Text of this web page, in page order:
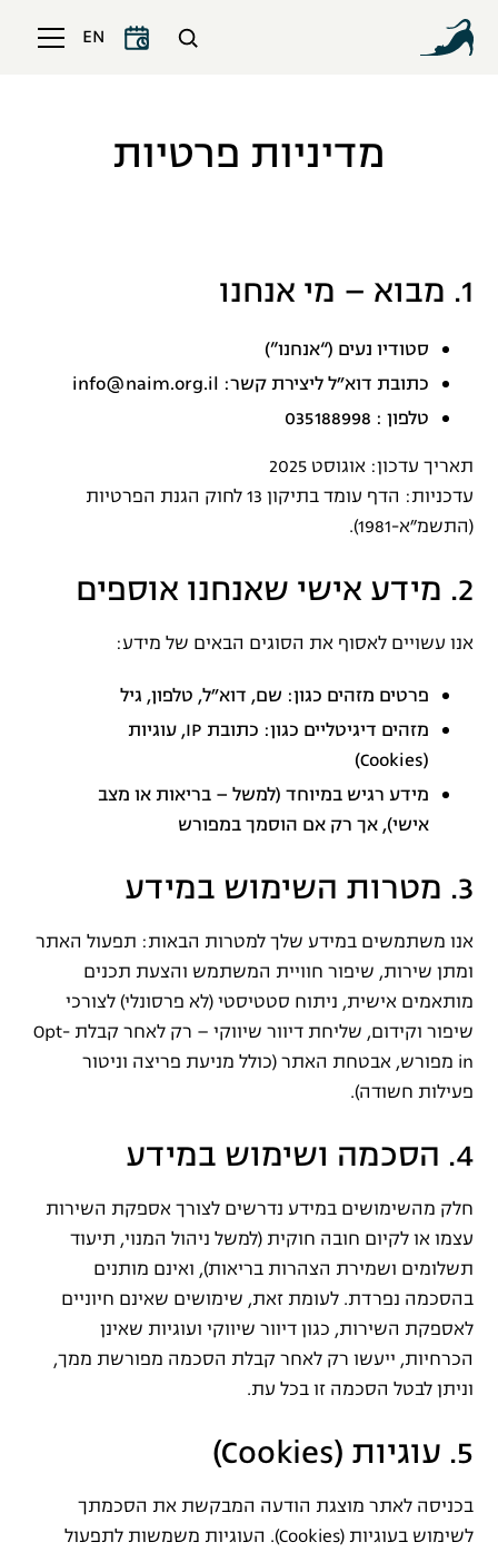
EN
מדיניות פרטיות
1. מבוא – מי אנחנו
סטודיו נעים (“אנחנו”)
כתובת דוא״ל ליצירת קשר: info@naim.org.il
טלפון : 035188998
תאריך עדכון: אוגוסט 2025
עדכניות: הדף עומד בתיקון 13 לחוק הגנת הפרטיות
(התשמ״א-1981).
2. מידע אישי שאנחנו אוספים
אנו עשויים לאסוף את הסוגים הבאים של מידע:
פרטים מזהים כגון: שם, דוא״ל, טלפון, גיל
מזהים דיגיטליים כגון: כתובת IP, עוגיות
(Cookies)
מידע רגיש במיוחד (למשל – בריאות או מצב
אישי), אך רק אם הוסמך במפורש
3. מטרות השימוש במידע
אנו משתמשים במידע שלך למטרות הבאות: תפעול האתר
ומתן שירות, שיפור חוויית המשתמש והצעת תכנים
מותאמים אישית, ניתוח סטטיסטי (לא פרסונלי) לצורכי
שיפור וקידום, שליחת דיוור שיווקי – רק לאחר קבלת Opt-
in מפורש, אבטחת האתר (כולל מניעת פריצה וניטור
פעילות חשודה).
4. הסכמה ושימוש במידע
חלק מהשימושים במידע נדרשים לצורך אספקת השירות
עצמו או לקיום חובה חוקית (למשל ניהול המנוי, תיעוד
תשלומים ושמירת הצהרות בריאות), ואינם מותנים
בהסכמה נפרדת. לעומת זאת, שימושים שאינם חיוניים
לאספקת השירות, כגון דיוור שיווקי ועוגיות שאינן
הכרחיות, ייעשו רק לאחר קבלת הסכמה מפורשת ממך,
וניתן לבטל הסכמה זו בכל עת.
5. עוגיות (Cookies)
בכניסה לאתר מוצגת הודעה המבקשת את הסכמתך
לשימוש בעוגיות (Cookies). העוגיות משמשות לתפעול